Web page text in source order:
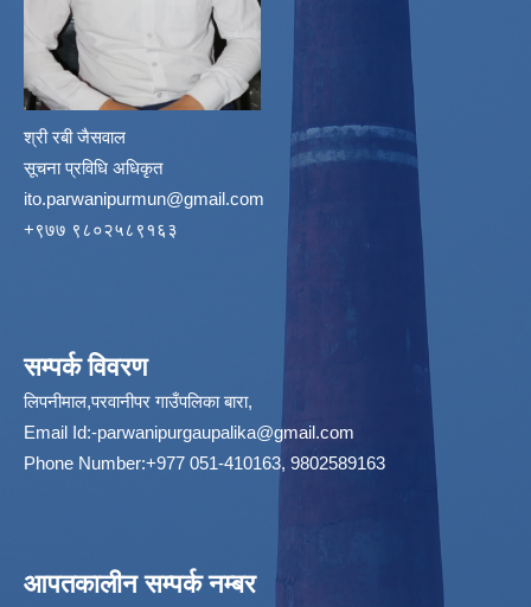
श्री रबी जैसवाल
सूचना प्रविधि अधिकृत
ito.parwanipurmun@gmail.com
‌+९७७ ९८०२५८९१६३
सम्पर्क विवरण
लिपनीमाल,परवानीपर गाउँपलिका बारा,
Email Id:-parwanipurgaupalika@gmail.com
Phone Number:+977 051-410163, 9802589163
आपतकालीन सम्पर्क नम्बर